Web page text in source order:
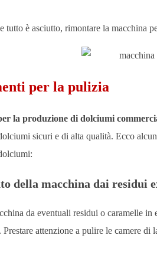
tutto è asciutto, rimontare la macchina
per la pulizia
la produzione di dolciumi
sicuri e di alta qualità. Ecco
della macchina dai residui
da eventuali residui o caramelle
Prestare attenzione a pulire le camere